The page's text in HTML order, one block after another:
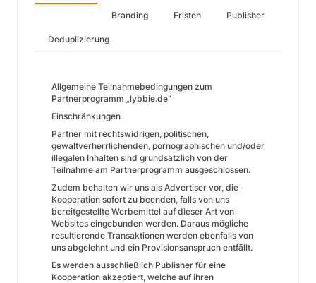
Branding Fristen Publisher
Deduplizierung
Allgemeine Teilnahmebedingungen zum
Partnerprogramm „lybbie.de“
Einschränkungen
Partner mit rechtswidrigen, politischen,
gewaltverherrlichenden, pornographischen und/oder
illegalen Inhalten sind grundsätzlich von der
Teilnahme am Partnerprogramm ausgeschlossen.
Zudem behalten wir uns als Advertiser vor, die
Kooperation sofort zu beenden, falls von uns
bereitgestellte Werbemittel auf dieser Art von
Websites eingebunden werden. Daraus mögliche
resultierende Transaktionen werden ebenfalls von
uns abgelehnt und ein Provisionsanspruch entfällt.
Es werden ausschließlich Publisher für eine
Kooperation akzeptiert, welche auf ihren